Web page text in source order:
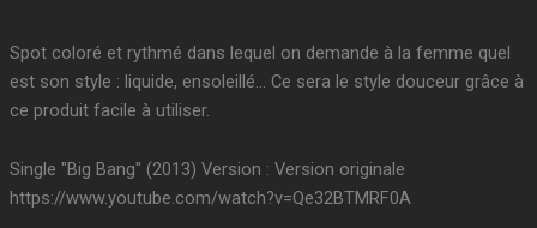
Spot coloré et rythmé dans lequel on demande à la femme quel
est son style : liquide, ensoleillé… Ce sera le style douceur grâce à
ce produit facile à utiliser.
Single "Big Bang" (2013) Version : Version originale
https://www.youtube.com/watch?v=Qe32BTMRF0A